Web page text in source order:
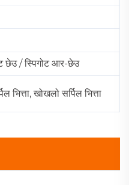
छेउ / स्पिगोट आर-छेउ
भित्ता, खोखलो सर्पिल भित्ता